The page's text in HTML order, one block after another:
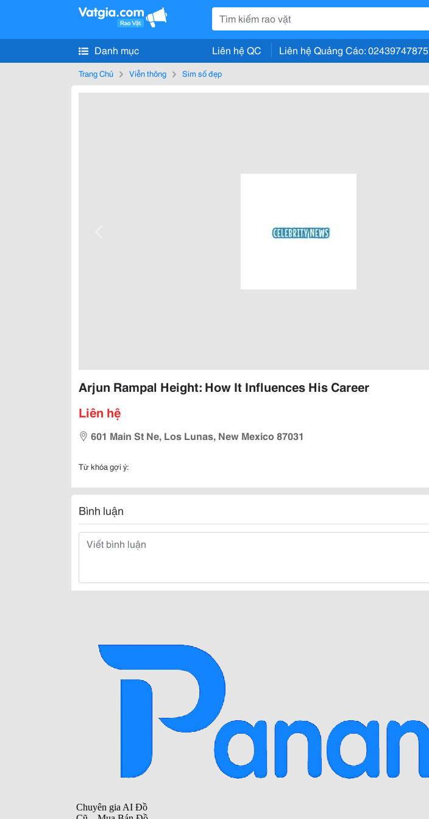
Danh mục Liên hệ QC Liên hệ Quảng Cáo: 02439747875
Trang Chủ Viễn thông Sim số đẹp
Arjun Rampal Height: How It Influences His Career
Liên hệ
601 Main St Ne, Los Lunas, New Mexico 87031
Từ khóa gợi ý:
Bình luận